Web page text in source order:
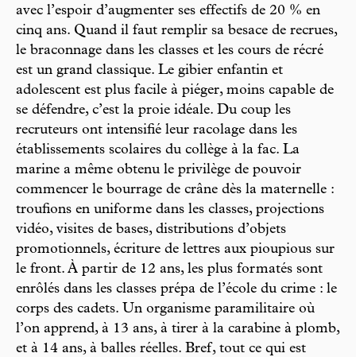
avec l’espoir d’augmenter ses effectifs de 20 % en
cinq ans. Quand il faut remplir sa besace de recrues,
le braconnage dans les classes et les cours de récré
est un grand classique. Le gibier enfantin et
adolescent est plus facile à piéger, moins capable de
se défendre, c’est la proie idéale. Du coup les
recruteurs ont intensifié leur racolage dans les
établissements scolaires du collège à la fac. La
marine a même obtenu le privilège de pouvoir
commencer le bourrage de crâne dès la maternelle :
troufions en uniforme dans les classes, projections
vidéo, visites de bases, distributions d’objets
promotionnels, écriture de lettres aux pioupious sur
le front. À partir de 12 ans, les plus formatés sont
enrôlés dans les classes prépa de l’école du crime : le
corps des cadets. Un organisme paramilitaire où
l’on apprend, à 13 ans, à tirer à la carabine à plomb,
et à 14 ans, à balles réelles. Bref, tout ce qui est